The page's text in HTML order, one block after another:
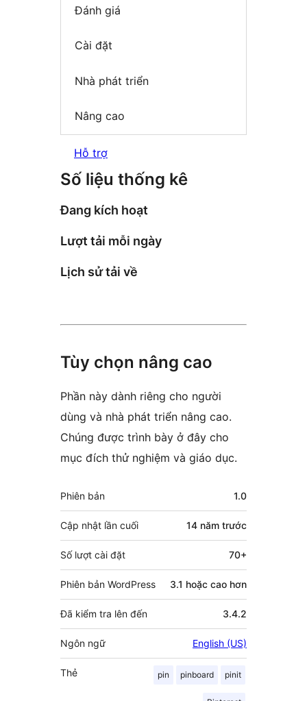
Đánh giá
Cài đặt
Nhà phát triển
Nâng cao
Hỗ trợ
Số liệu thống kê
Đang kích hoạt
Lượt tải mỗi ngày
Lịch sử tải về
Tùy chọn nâng cao
Phần này dành riêng cho người
dùng và nhà phát triển nâng cao.
Chúng được trình bày ở đây cho
mục đích thử nghiệm và giáo dục.
Meta
Phiên bản 1.0
Cập nhật lần cuối 14 năm trước
Số lượt cài đặt 70+
Phiên bản WordPress 3.1 hoặc cao hơn
Đã kiểm tra lên đến 3.4.2
Ngôn ngữ English (US)
Thẻ pin pinboard pinit